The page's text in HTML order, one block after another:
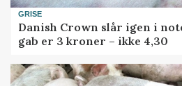
GRISE
Danish Crown slår igen i
gab er 3 kroner – ikke 4,30